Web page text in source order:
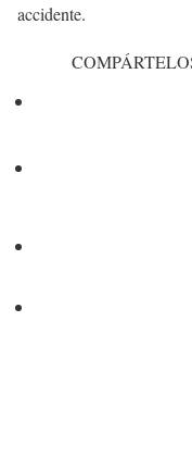
accidente.